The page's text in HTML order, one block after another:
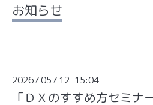
お知らせ
2026/05 / 12 15:04
「ＤＸのすすめ方セミ